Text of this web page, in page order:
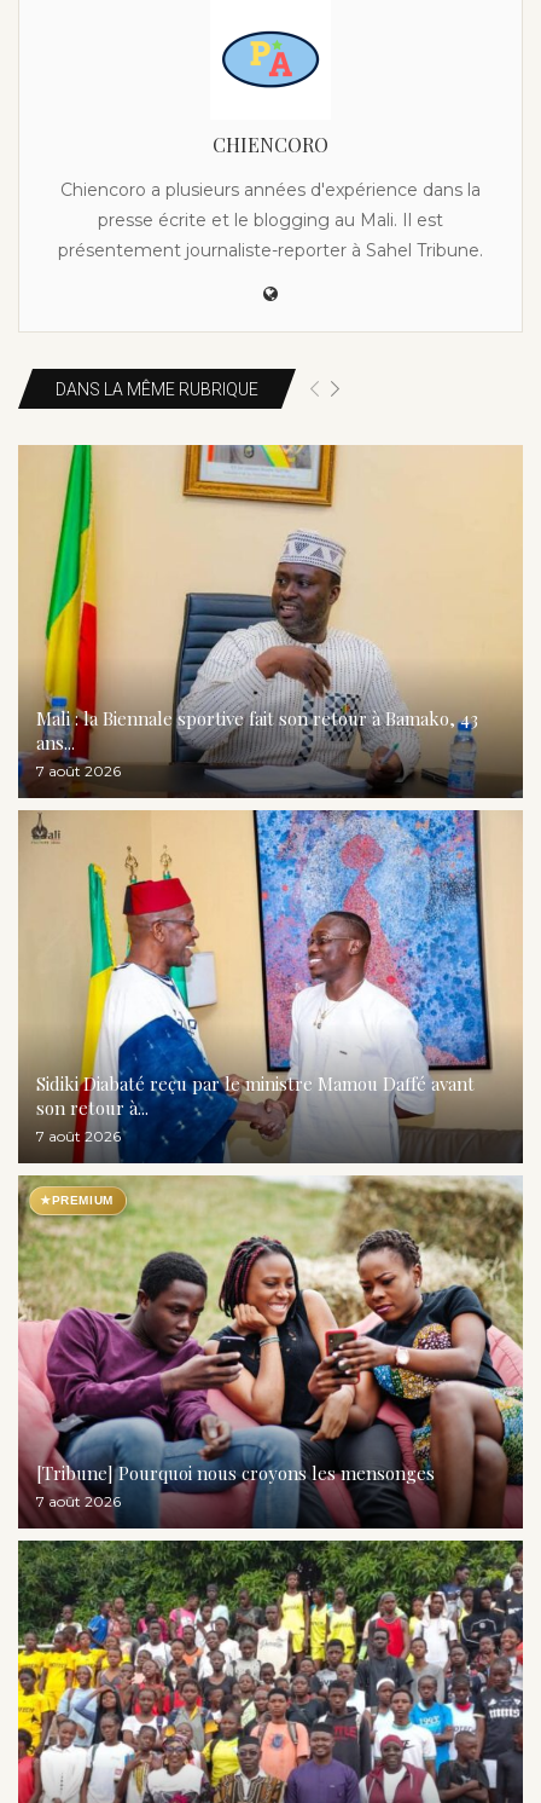
CHIENCORO
Chiencoro a plusieurs années d'expérience dans la
presse écrite et le blogging au Mali. Il est
présentement journaliste-reporter à Sahel Tribune.
DANS LA MÊME RUBRIQUE
Mali : la Biennale sportive fait son retour à Bamako, 43
ans...
7 août 2026
Sidiki Diabaté reçu par le ministre Mamou Daffé avant
son retour à...
7 août 2026
★PREMIUM
[Tribune] Pourquoi nous croyons les mensonges
7 août 2026